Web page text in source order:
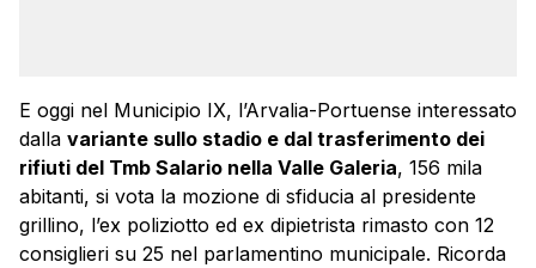
E oggi nel Municipio IX, l’Arvalia-Portuense interessato
dalla variante sullo stadio e dal trasferimento dei
rifiuti del Tmb Salario nella Valle Galeria, 156 mila
abitanti, si vota la mozione di sfiducia al presidente
grillino, l’ex poliziotto ed ex dipietrista rimasto con 12
consiglieri su 25 nel parlamentino municipale. Ricorda